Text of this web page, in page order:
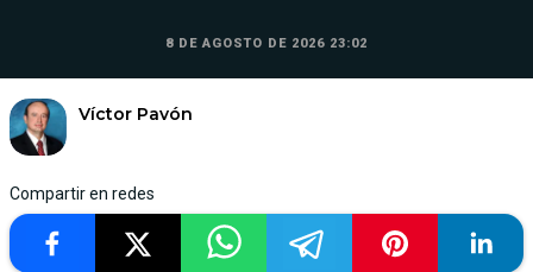
8 DE AGOSTO DE 2026 23:02
Víctor Pavón
Compartir en redes